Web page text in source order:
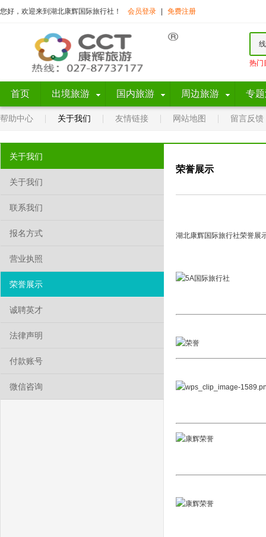
您好，欢迎来到湖北康辉国际旅行社！ 会员登录 免费注册
热门
首页 出境旅游 国内旅游 周边旅游 专
帮助中心 关于我们 友情链接 网站地图 留言反馈
关于我们
关于我们
联系我们
报名方式
营业执照
荣誉展示
诚聘英才
法律声明
付款账号
微信咨询
荣誉展示
湖北康辉国际旅行社荣誉展